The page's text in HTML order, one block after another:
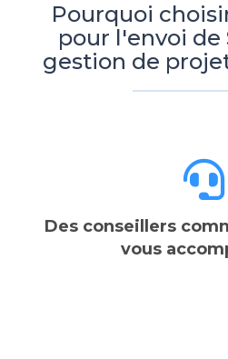
Pourquoi
pour l'envoi de
gestion de
Des conseillers
vous